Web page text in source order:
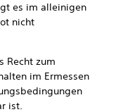
es im alleinigen
nicht
zum
im Ermessen
ist.